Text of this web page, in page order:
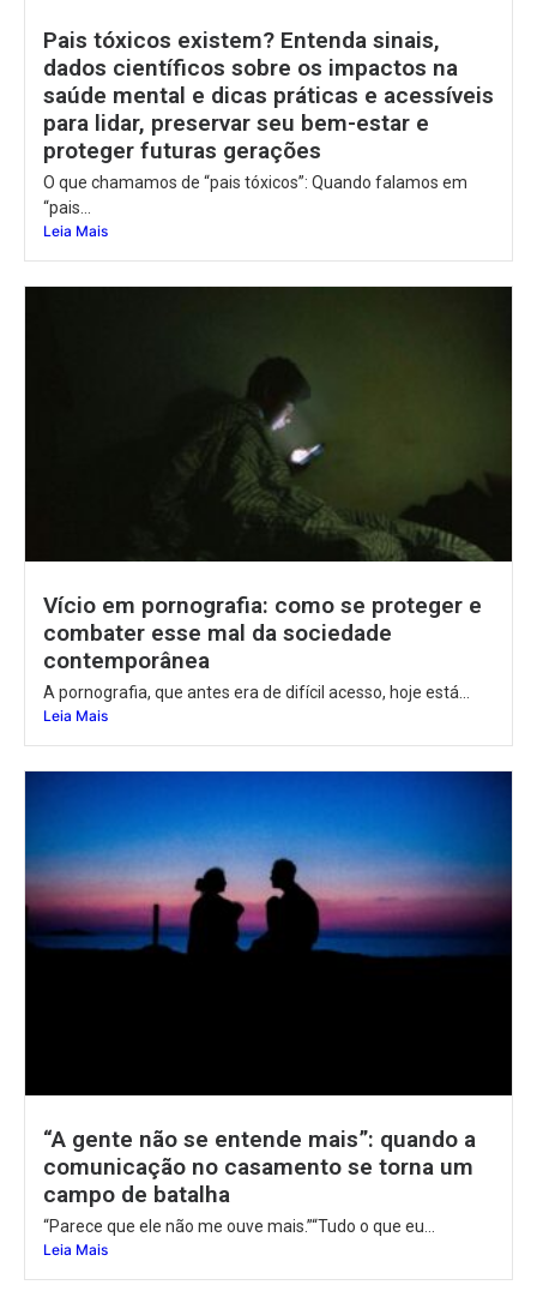
Pais tóxicos existem? Entenda sinais,
dados científicos sobre os impactos na
saúde mental e dicas práticas e acessíveis
para lidar, preservar seu bem-estar e
proteger futuras gerações
O que chamamos de “pais tóxicos”: Quando falamos em
“pais...
Leia Mais
Vício em pornografia: como se proteger e
combater esse mal da sociedade
contemporânea
A pornografia, que antes era de difícil acesso, hoje está...
Leia Mais
“A gente não se entende mais”: quando a
comunicação no casamento se torna um
campo de batalha
“Parece que ele não me ouve mais.”“Tudo o que eu...
Leia Mais